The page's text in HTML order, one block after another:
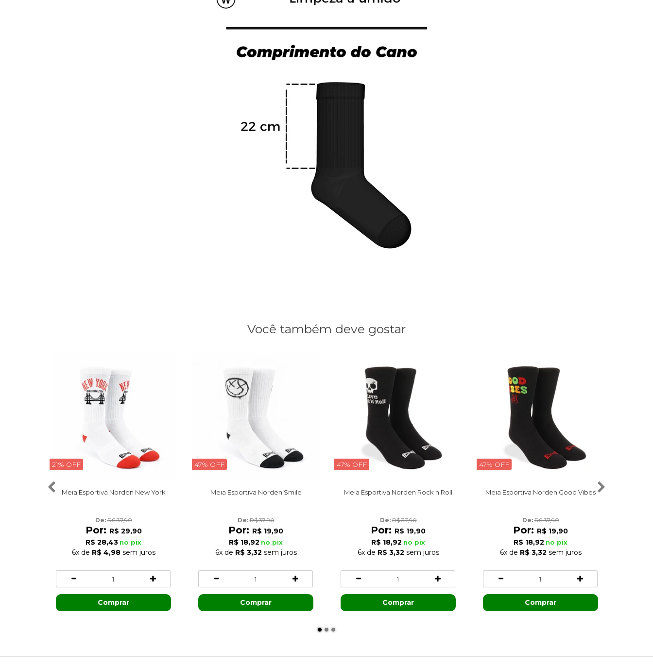
Você também deve gostar
21% OFF
Meia Esportiva Norden New York
De: R$ 37,90
Por: R$ 29,90
R$ 28,43 no pix
6xde R$ 4,98sem juros
Comprar
47% OFF
Meia Esportiva Norden Smile
De: R$ 37,90
Por: R$ 19,90
R$ 18,92 no pix
6xde R$ 3,32 sem juros
Comprar
47% OFF
Meia Esportiva Norden Rock n Roll
De: R$ 37,90
Por: R$ 19,90
R$ 18,92 no pix
6xde R$ 3,32 sem juros
Comprar
47% OFF
Meia Esportiva Norden Good Vibes
De: R$ 37,90
Por: R$ 19,90
R$ 18,92 no pix
6xde R$ 3,32 sem juros
Comprar